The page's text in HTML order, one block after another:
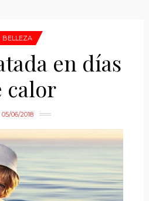
BELLEZA
en días
calor
05/06/2018